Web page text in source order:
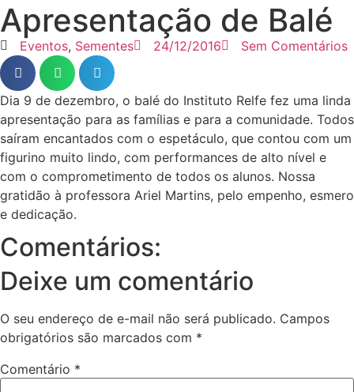
Apresentação de Balé
Eventos, Sementes 24/12/2016 Sem Comentários
Dia 9 de dezembro, o balé do Instituto Relfe fez uma linda
apresentação para as famílias e para a comunidade. Todos
saíram encantados com o espetáculo, que contou com um
figurino muito lindo, com performances de alto nível e
com o comprometimento de todos os alunos. Nossa
gratidão à professora Ariel Martins, pelo empenho, esmero
e dedicação.
Comentários:
Deixe um comentário
O seu endereço de e-mail não será publicado. Campos
obrigatórios são marcados com *
Comentário *